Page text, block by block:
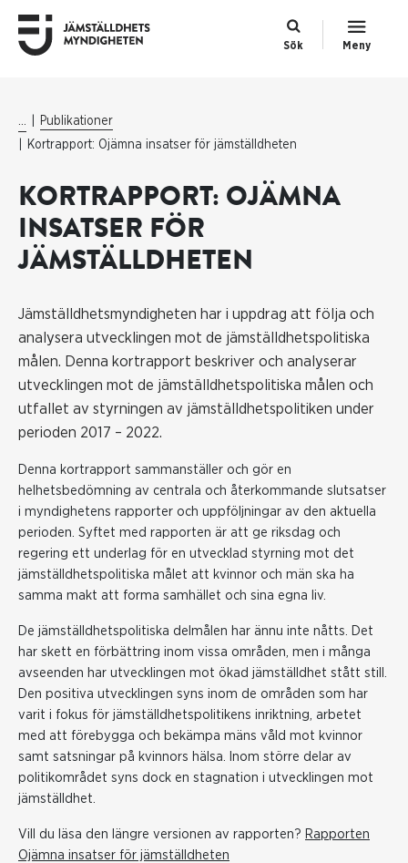
Sök Meny
...
Publikationer
Kortrapport: Ojämna insatser för jämställdheten
KORTRAPPORT: OJÄMNA
INSATSER FÖR
JÄMSTÄLLDHETEN
Jämställdhetsmyndigheten har i uppdrag att följa och
analysera utvecklingen mot de jämställdhetspolitiska
målen. Denna kortrapport beskriver och analyserar
utvecklingen mot de jämställdhetspolitiska målen och
utfallet av styrningen av jämställdhetspolitiken under
perioden 2017 – 2022.
Denna kortrapport sammanställer och gör en
helhetsbedömning av centrala och återkommande slutsatser
i myndighetens rapporter och uppföljningar av den aktuella
perioden. Syftet med rapporten är att ge riksdag och
regering ett underlag för en utvecklad styrning mot det
jämställdhetspolitiska målet att kvinnor och män ska ha
samma makt att forma samhället och sina egna liv.
De jämställdhetspolitiska delmålen har ännu inte nåtts. Det
har skett en förbättring inom vissa områden, men i många
avseenden har utvecklingen mot ökad jämställdhet stått still.
Den positiva utvecklingen syns inom de områden som har
varit i fokus för jämställdhetspolitikens inriktning, arbetet
med att förebygga och bekämpa mäns våld mot kvinnor
samt satsningar på kvinnors hälsa. Inom större delar av
politikområdet syns dock en stagnation i utvecklingen mot
jämställdhet.
Vill du läsa den längre versionen av rapporten? Rapporten
Ojämna insatser för jämställdheten